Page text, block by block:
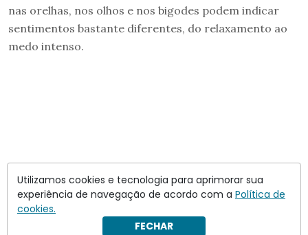
nas orelhas, nos olhos e nos bigodes podem indicar
sentimentos bastante diferentes, do relaxamento ao
medo intenso.
Utilizamos cookies e tecnologia para aprimorar sua
experiência de navegação de acordo com a Política de
cookies.
FECHAR